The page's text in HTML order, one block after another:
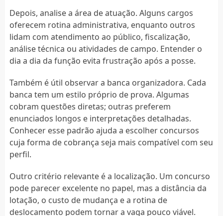
Depois, analise a área de atuação. Alguns cargos
oferecem rotina administrativa, enquanto outros
lidam com atendimento ao público, fiscalização,
análise técnica ou atividades de campo. Entender o
dia a dia da função evita frustração após a posse.
Também é útil observar a banca organizadora. Cada
banca tem um estilo próprio de prova. Algumas
cobram questões diretas; outras preferem
enunciados longos e interpretações detalhadas.
Conhecer esse padrão ajuda a escolher concursos
cuja forma de cobrança seja mais compatível com seu
perfil.
Outro critério relevante é a localização. Um concurso
pode parecer excelente no papel, mas a distância da
lotação, o custo de mudança e a rotina de
deslocamento podem tornar a vaga pouco viável.